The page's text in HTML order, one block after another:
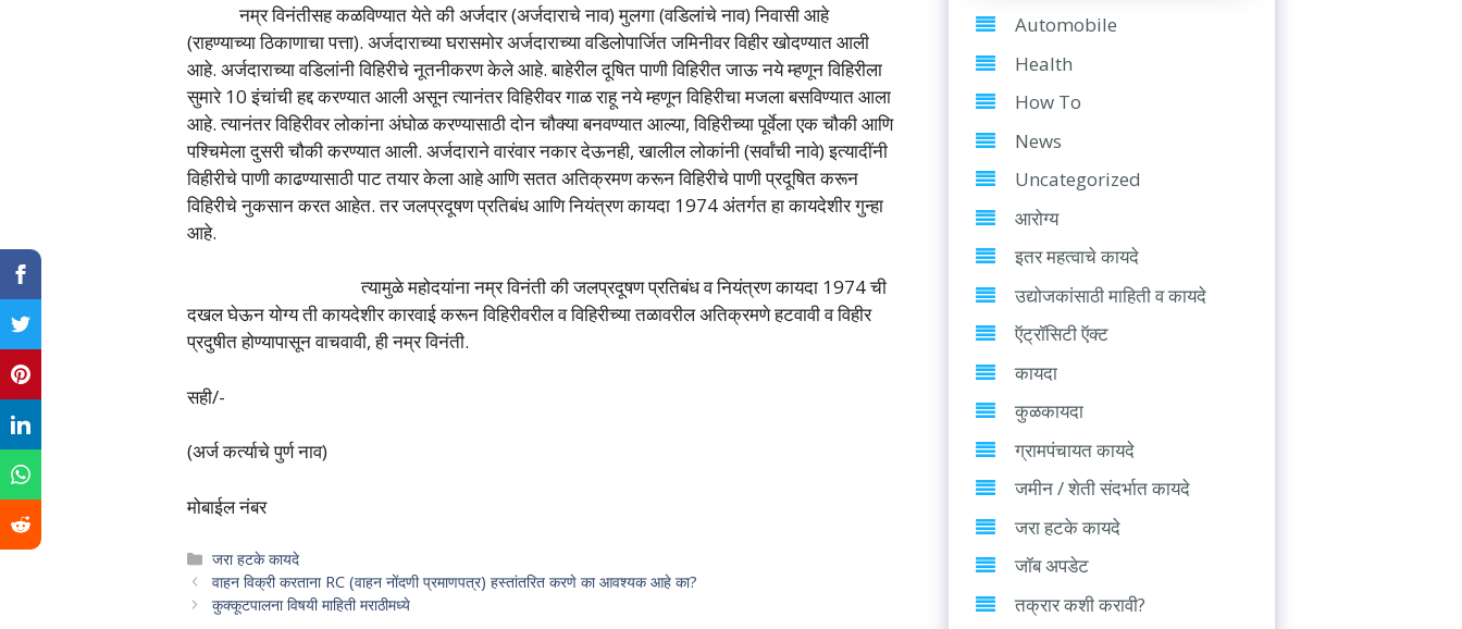
नम्र विनंतीसह कळविण्यात येते की अर्जदार (अर्जदाराचे नाव) मुलगा (वडिलांचे नाव) निवासी आहे
(राहण्याच्या ठिकाणाचा पत्ता). अर्जदाराच्या घरासमोर अर्जदाराच्या वडिलोपार्जित जमिनीवर विहीर खोदण्यात आली
आहे. अर्जदाराच्या वडिलांनी विहिरीचे नूतनीकरण केले आहे. बाहेरील दूषित पाणी विहिरीत जाऊ नये म्हणून विहिरीला
सुमारे 10 इंचांची हद्द करण्यात आली असून त्यानंतर विहिरीवर गाळ राहू नये म्हणून विहिरीचा मजला बसविण्यात आला
आहे. त्यानंतर विहिरीवर लोकांना अंघोळ करण्यासाठी दोन चौक्या बनवण्यात आल्या, विहिरीच्या पूर्वेला एक चौकी आणि
पश्चिमेला दुसरी चौकी करण्यात आली. अर्जदाराने वारंवार नकार देऊनही, खालील लोकांनी (सर्वांची नावे) इत्यादींनी
विहीरीचे पाणी काढण्यासाठी पाट तयार केला आहे आणि सतत अतिक्रमण करून विहिरीचे पाणी प्रदूषित करून
विहिरीचे नुकसान करत आहेत. तर जलप्रदूषण प्रतिबंध आणि नियंत्रण कायदा 1974 अंतर्गत हा कायदेशीर गुन्हा
आहे.
त्यामुळे महोदयांना नम्र विनंती की जलप्रदूषण प्रतिबंध व नियंत्रण कायदा 1974 ची
दखल घेऊन योग्य ती कायदेशीर कारवाई करून विहिरीवरील व विहिरीच्या तळावरील अतिक्रमणे हटवावी व विहीर
प्रदुषीत होण्यापासून वाचवावी, ही नम्र विनंती.
सही/-
(अर्ज कर्त्याचे पुर्ण नाव)
मोबाईल नंबर
Categories
जरा हटके कायदे
वाहन विक्री करताना RC (वाहन नोंदणी प्रमाणपत्र) हस्तांतरित करणे का आवश्यक आहे का?
कुक्कूटपालना विषयी माहिती मराठीमध्ये
Automobile
Health
How To
News
Uncategorized
आरोग्य
इतर महत्वाचे कायदे
उद्योजकांसाठी माहिती व कायदे
ऍट्रॉसिटी ऍक्ट
कायदा
कुळकायदा
ग्रामपंचायत कायदे
जमीन / शेती संदर्भात कायदे
जरा हटके कायदे
जॉब अपडेट
तक्रार कशी करावी?